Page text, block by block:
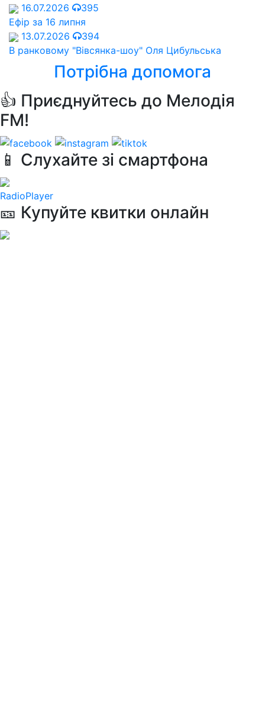
16.07.2026
395
Ефір за 16 липня
13.07.2026
394
В ранковому "Вівсянка-шоу" Оля Цибульська
Потрібна допомога
👍 Приєднуйтесь до Мелодія
FM!
📱 Слухайте зі смартфона
RadioPlayer
🎫 Купуйте квитки онлайн